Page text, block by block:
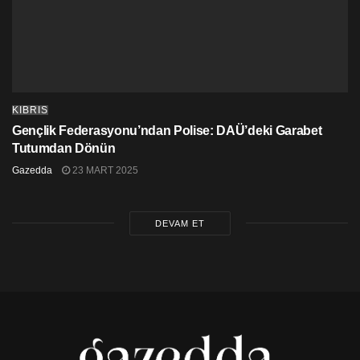
Cassiopeia’nın yukarıda belirtilen yıldızlarının
KIBRIS
Gençlik Federasyonu’ndan Polise: DAÜ’deki Garabet
Tutumdan Dönün
Gazedda 23 MART 2025
DEVAM ET